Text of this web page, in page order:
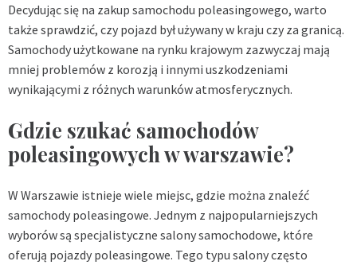
Decydując się na zakup samochodu poleasingowego, warto
także sprawdzić, czy pojazd był używany w kraju czy za granicą.
Samochody użytkowane na rynku krajowym zazwyczaj mają
mniej problemów z korozją i innymi uszkodzeniami
wynikającymi z różnych warunków atmosferycznych.
Gdzie szukać samochodów
poleasingowych w warszawie?
W Warszawie istnieje wiele miejsc, gdzie można znaleźć
samochody poleasingowe. Jednym z najpopularniejszych
wyborów są specjalistyczne salony samochodowe, które
oferują pojazdy poleasingowe. Tego typu salony często